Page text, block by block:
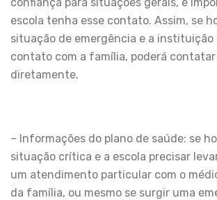
escola tenha esse contato. Assim, se
situação de emergência e a instituição
contato com a família, poderá
diretamente.
– Informações do plano de saúde: se
situação crítica e a escola precisar
um atendimento particular com o
da família, ou mesmo se surgir uma